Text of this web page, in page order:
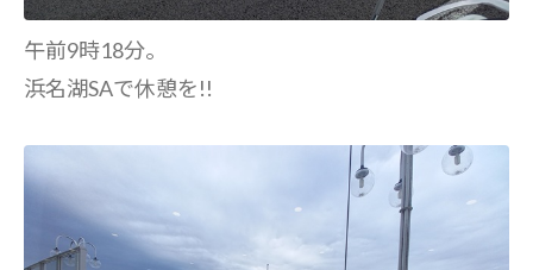
午前9時18分。
浜名湖SAで休憩を!!